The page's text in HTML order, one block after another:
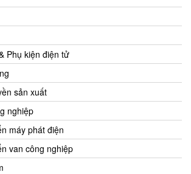
Phụ kiện điện tử
sản xuất
nghiệp
máy phát điện
van công nghiệp